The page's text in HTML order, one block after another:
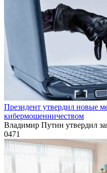
Президент утвердил новые
кибермошенничеством
Владимир Путин утвердил
0471